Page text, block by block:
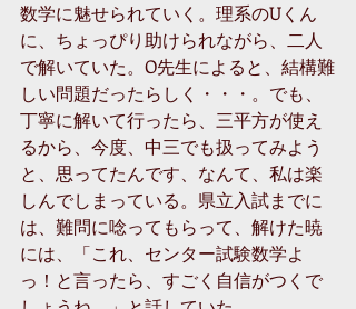
数学に魅せられていく。理系のUくん
に、ちょっぴり助けられながら、二人
で解いていた。O先生によると、結構難
しい問題だったらしく・・・。でも、
丁寧に解いて行ったら、三平方が使え
るから、今度、中三でも扱ってみよう
と、思ってたんです、なんて、私は楽
しんでしまっている。県立入試までに
は、難問に唸ってもらって、解けた暁
には、「これ、センター試験数学よ
っ！と言ったら、すごく自信がつくで